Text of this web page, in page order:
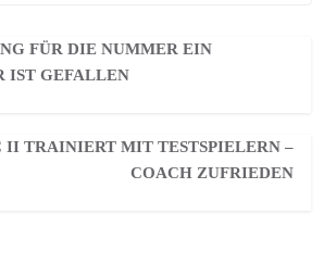
FÜR DIE NUMMER EIN
IST GEFALLEN
II TRAINIERT MIT TESTSPIELERN –
COACH ZUFRIEDEN